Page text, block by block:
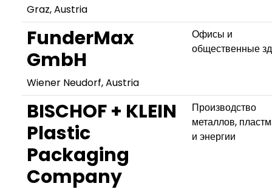
Graz, Austria
FunderMax
GmbH
Wiener Neudorf, Austria
Офисы и
общественные
BISCHOF + KLEIN
Plastic
Packaging
Company
Производство
металлов,
и энергии